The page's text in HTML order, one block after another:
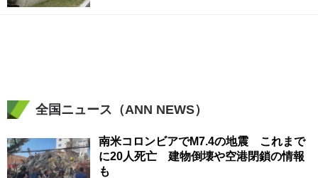
全国ニュース（ANN NEWS）
南米コロンビアでM7.4の地震 これまで
に20人死亡 建物倒壊や空港閉鎖の情報
も